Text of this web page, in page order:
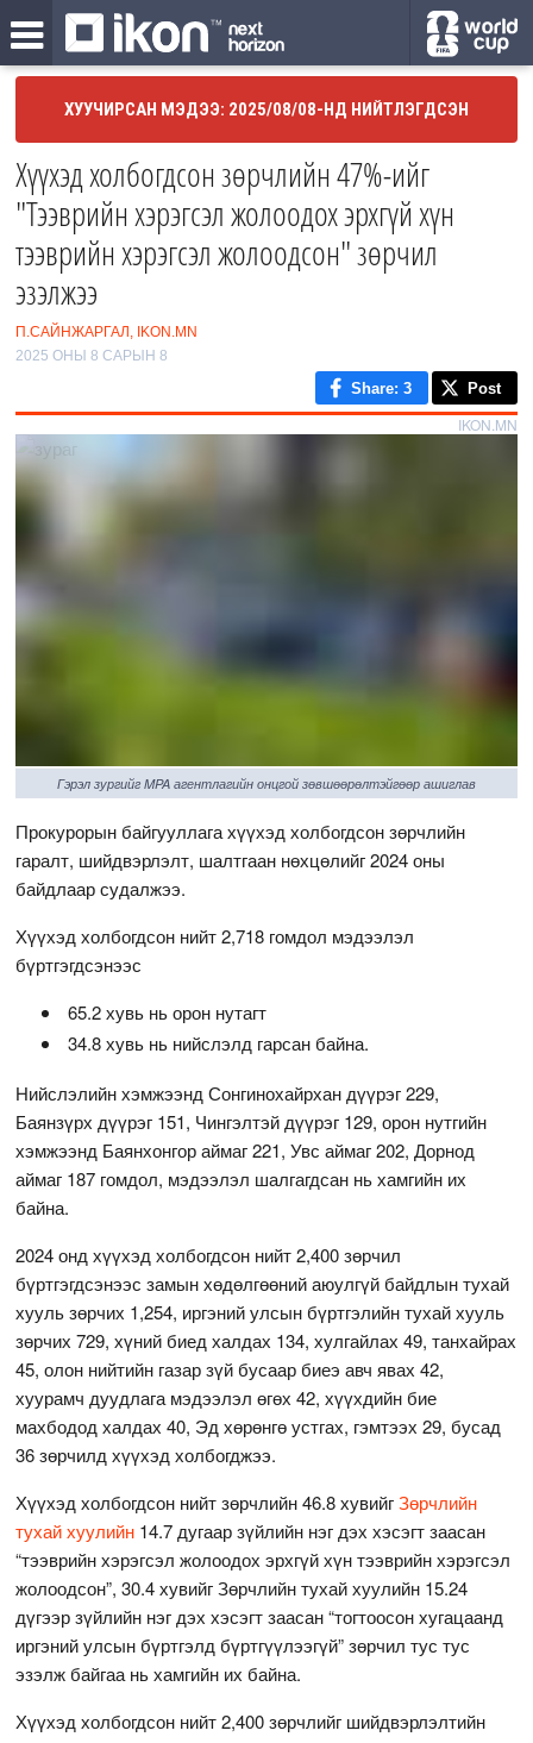
ХУУЧИРСАН МЭДЭЭ: 2025/08/08-НД НИЙТЛЭГДСЭН
Хүүхэд холбогдсон зөрчлийн 47%-ийг
"Тээврийн хэрэгсэл жолоодох эрхгүй хүн
тээврийн хэрэгсэл жолоодсон" зөрчил
эзэлжээ
П.САЙНЖАРГАЛ, IKON.MN
2025 ОНЫ 8 САРЫН 8
Share: 3 Post
IKON.MN
Гэрэл зургийг MPA агентлагийн онцгой зөвшөөрөлтэйгөөр ашиглав
Прокурорын байгууллага хүүхэд холбогдсон зөрчлийн
гаралт, шийдвэрлэлт, шалтгаан нөхцөлийг 2024 оны
байдлаар судалжээ.
Хүүхэд холбогдсон нийт 2,718 гомдол мэдээлэл
бүртгэгдсэнээс
65.2 хувь нь орон нутагт
34.8 хувь нь нийслэлд гарсан байна.
Нийслэлийн хэмжээнд Сонгинохайрхан дүүрэг 229,
Баянзүрх дүүрэг 151, Чингэлтэй дүүрэг 129, орон нутгийн
хэмжээнд Баянхонгор аймаг 221, Увс аймаг 202, Дорнод
аймаг 187 гомдол, мэдээлэл шалгагдсан нь хамгийн их
байна.
2024 онд хүүхэд холбогдсон нийт 2,400 зөрчил
бүртгэгдсэнээс замын хөдөлгөөний аюулгүй байдлын тухай
хууль зөрчих 1,254, иргэний улсын бүртгэлийн тухай хууль
зөрчих 729, хүний биед халдах 134, хулгайлах 49, танхайрах
45, олон нийтийн газар зүй бусаар биеэ авч явах 42,
хуурамч дуудлага мэдээлэл өгөх 42, хүүхдийн бие
махбодод халдах 40, Эд хөрөнгө устгах, гэмтээх 29, бусад
36 зөрчилд хүүхэд холбогджээ.
Хүүхэд холбогдсон нийт зөрчлийн 46.8 хувийгЗөрчлийн
тухай хуулийн 14.7 дугаар зүйлийн нэг дэх хэсэгт заасан
“тээврийн хэрэгсэл жолоодох эрхгүй хүн тээврийн хэрэгсэл
жолоодсон”, 30.4 хувийг Зөрчлийн тухай хуулийн 15.24
дүгээр зүйлийн нэг дэх хэсэгт заасан “тогтоосон хугацаанд
иргэний улсын бүртгэлд бүртгүүлээгүй” зөрчил тус тус
эзэлж байгаа нь хамгийн их байна.
Хүүхэд холбогдсон нийт 2,400 зөрчлийг шийдвэрлэлтийн